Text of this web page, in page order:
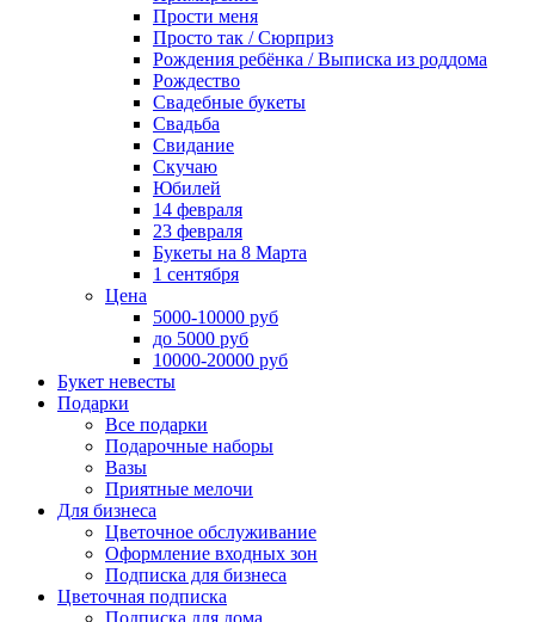
Прости меня
Просто так / Сюрприз
Рождения ребёнка / Выписка из роддома
Рождество
Свадебные букеты
Свадьба
Свидание
Скучаю
Юбилей
14 февраля
23 февраля
Букеты на 8 Марта
1 сентября
Цена
5000-10000 руб
до 5000 руб
10000-20000 руб
Букет невесты
Подарки
Все подарки
Подарочные наборы
Вазы
Приятные мелочи
Для бизнеса
Цветочное обслуживание
Оформление входных зон
Подписка для бизнеса
Цветочная подписка
Подписка для дома